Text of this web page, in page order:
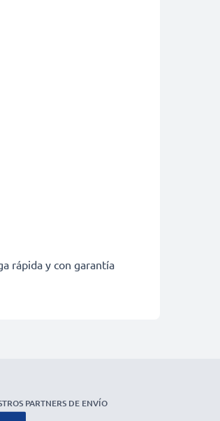
rápida y con garantía
PARTNERS DE ENVÍO